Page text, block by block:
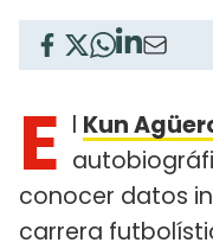
E l Kun
conocer datos
carrera